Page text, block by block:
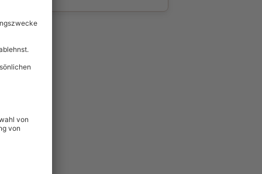
& verlängerbar.